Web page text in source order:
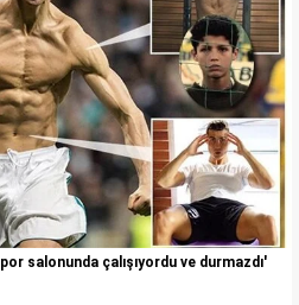
salonunda çalışıyordu ve durmazdı'